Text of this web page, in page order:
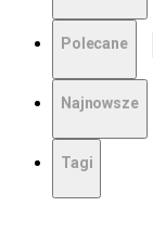
Polecane
Najnowsze
Tagi